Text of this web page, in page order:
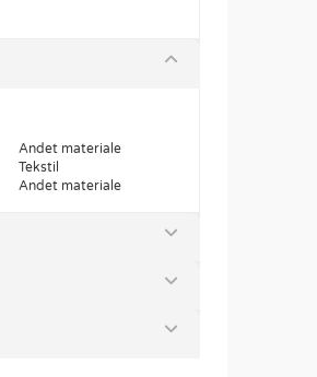
Andet materiale
Tekstil
Andet materiale